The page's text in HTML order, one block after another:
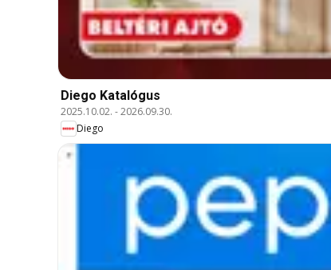
Diego Katalógus
2025.10.02. -2026.09.30.
Diego